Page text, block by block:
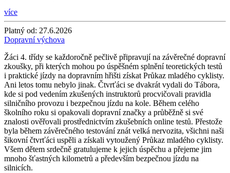
více
Platný od: 27.6.2026
Dopravní výchova
Žáci 4. třídy se každoročně pečlivě připravují na závěrečné dopravní
zkoušky, při kterých mohou po úspěšném splnění teoretických testů
i praktické jízdy na dopravním hřišti získat Průkaz mladého cyklisty.
Ani letos tomu nebylo jinak. Čtvrťáci se dvakrát vydali do Tábora,
kde si pod vedením zkušených instruktorů procvičovali pravidla
silničního provozu i bezpečnou jízdu na kole. Během celého
školního roku si opakovali dopravní značky a průběžně si své
znalosti ověřovali prostřednictvím zkušebních online testů. Přestože
byla během závěrečného testování znát velká nervozita, všichni naši
šikovní čtvrťáci uspěli a získali vytoužený Průkaz mladého cyklisty.
Všem dětem srdečně gratulujeme k jejich úspěchu a přejeme jim
mnoho šťastných kilometrů a především bezpečnou jízdu na
silnicích.